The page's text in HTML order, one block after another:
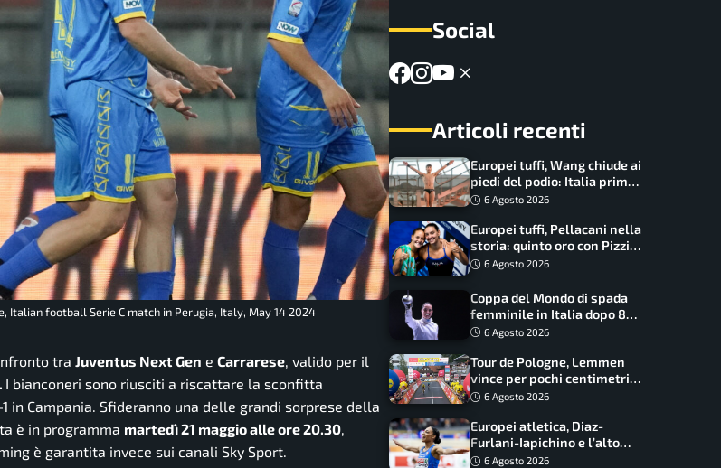
Italian football Serie C match in Perugia, Italy, May 14 2024
tra Juventus Next Gen e Carrarese , valido per il
I bianconeri sono riusciti a riscattare la sconfitta
Campania. Sfideranno una delle grandi sorprese della
è in programma martedì 21 maggio alle ore 20.30
è garantita invece sui canali Sky Sport.
Social
Articoli recenti
Europei tuffi, Wang chiude ai
piedi del podio: Italia prima
nel medagliere
6 Agosto 2026
Europei tuffi, Pellacani nella
storia: quinto oro con Pizzini
nel sincro da 3 metri
6 Agosto 2026
Coppa del Mondo di spada
femminile in Italia dopo 8
anni, Alberta Santuccio: “Il
frutti”
6 Agosto 2026
Tour de Pologne, Lemmen
vince per pochi centimetri
su Scaroni: maxi-caduta e
6 Agosto 2026
Europei atletica, Diaz-
Furlani-Iapichino e l’alto
azzurro: l’Italia sogna nei
6 Agosto 2026